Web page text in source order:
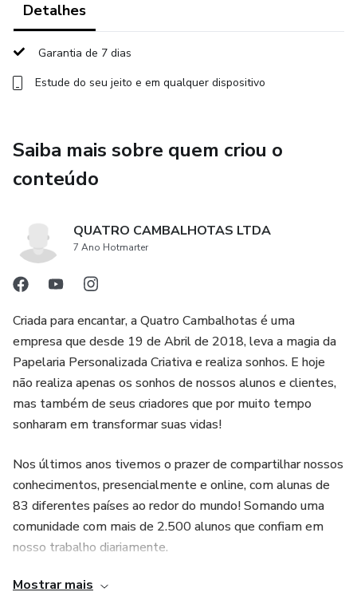
Detalhes
Garantia de 7 dias
Estude do seu jeito e em qualquer dispositivo
Saiba mais sobre quem criou o
conteúdo
QUATRO CAMBALHOTAS LTDA
7 Ano Hotmarter
Criada para encantar, a Quatro Cambalhotas é uma
empresa que desde 19 de Abril de 2018, leva a magia da
Papelaria Personalizada Criativa e realiza sonhos. E hoje
não realiza apenas os sonhos de nossos alunos e clientes,
mas também de seus criadores que por muito tempo
sonharam em transformar suas vidas!
Nos últimos anos tivemos o prazer de compartilhar nossos
conhecimentos, presencialmente e online, com alunas de
83 diferentes países ao redor do mundo! Somando uma
comunidade com mais de 2.500 alunos que confiam em
nosso trabalho diariamente.
Mostrar mais